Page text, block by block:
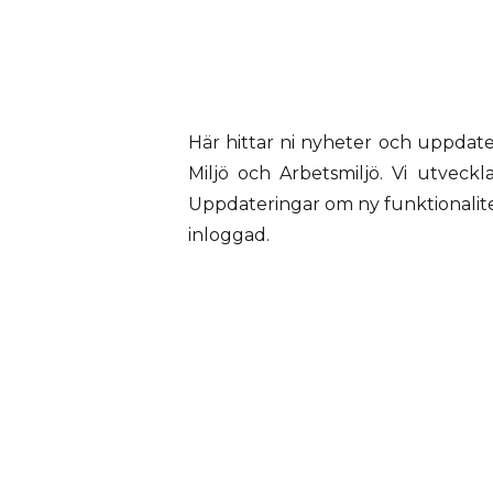
Här hittar ni nyheter och
Miljö och Arbetsmiljö. Vi
Uppdateringar om ny
inloggad.